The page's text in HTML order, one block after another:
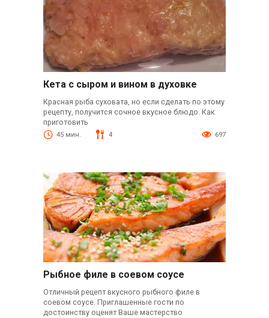
Кета с сыром и вином в духовке
Красная рыба суховата, но если сделать по этому
рецепту, получится сочное вкусное блюдо. Как
приготовить
45 мин. 4 697
Рыбное филе в соевом соусе
Отличный рецепт вкусного рыбного филе в
соевом соусе. Приглашенные гости по
достоинству оценят Ваше мастерство